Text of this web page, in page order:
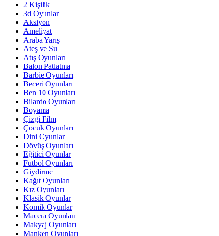
2 Kişilik
3d Oyunlar
Aksiyon
Ameliyat
Araba Yarış
Ateş ve Su
Atış Oyunları
Balon Patlatma
Barbie Oyunları
Beceri Oyunları
Ben 10 Oyunları
Bilardo Oyunları
Boyama
Çizgi Film
Çocuk Oyunları
Dini Oyunlar
Dövüş Oyunları
Eğitici Oyunlar
Futbol Oyunları
Giydirme
Kağıt Oyunları
Kız Oyunları
Klasik Oyunlar
Komik Oyunlar
Macera Oyunları
Makyaj Oyunları
Manken Oyunları